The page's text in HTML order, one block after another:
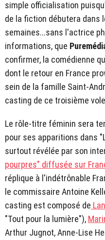
simple officialisation
de la fiction débutera dans
semaines...sans l'actrice
informations, que
confirmer, la comédienne
dont le retour en France
sein de la famille Saint-
casting de ce troisième
Le rôle-titre féminin sera
pour ses apparitions dans
surtout révélée par son
pourpres" diffusée sur
réplique à l'indétrônable
le commissaire Antoine
casting est composé de
"Tout pour la lumière"),
Arthur Jugnot, Anne-Lise